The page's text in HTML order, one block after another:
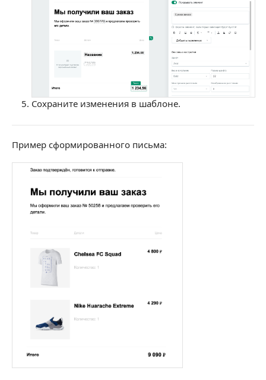
Сохраните изменения в шаблоне.
Пример сформированного письма: